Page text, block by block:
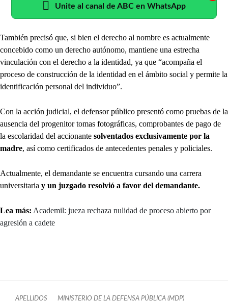
Unite al canal de ABC en WhatsApp
También precisó que, si bien el derecho al nombre es actualmente
concebido como un derecho autónomo, mantiene una estrecha
vinculación con el derecho a la identidad, ya que “acompaña el
proceso de construcción de la identidad en el ámbito social y permite la
identificación personal del individuo”.
Con la acción judicial, el defensor público presentó como pruebas de la
ausencia del progenitor tomas fotográficas, comprobantes de pago de
la escolaridad del accionante solventados exclusivamente por la
madre, así como certificados de antecedentes penales y policiales.
Actualmente, el demandante se encuentra cursando una carrera
universitaria y un juzgado resolvió a favor del demandante.
Lea más: Academil: jueza rechaza nulidad de proceso abierto por
agresión a cadete
APELLIDOS MINISTERIO DE LA DEFENSA PÚBLICA (MDP)